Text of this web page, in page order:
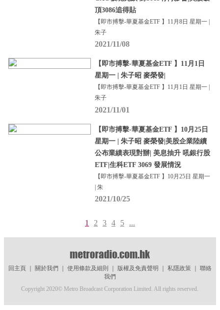
頂3086追得貼
【即市搏擊-華夏基金ETF 】11月8日 星期一 |
朱子
2021/11/08
【即市搏擊-華夏基金ETF 】11月1日
星期一 | 朱子昭 麥榮發|
【即市搏擊-華夏基金ETF 】11月1日 星期一 |
朱子
2021/11/01
【即市搏擊-華夏基金ETF 】10月25日
星期一 | 朱子昭 麥榮發|美股企業陸續
公布業績表現對辦| 美息抽升 吼銀行股
ETF|生科ETF 3069 發展情況
【即市搏擊-華夏基金ETF 】10月25日 星期一
| 朱
2021/10/25
1 2 3 4 5 ...
回主頁｜ 關於我們 使用條款及細則 版權及免責聲明 私隱政策｜ 聯絡
我們
Copyright 2020© Metro Broadcast Corporation Limited. All rights reserved.